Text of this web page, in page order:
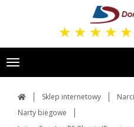
★ ★ ★ ★ ★
Toggle
navigation
Sklep internetowy
Narty biegowe